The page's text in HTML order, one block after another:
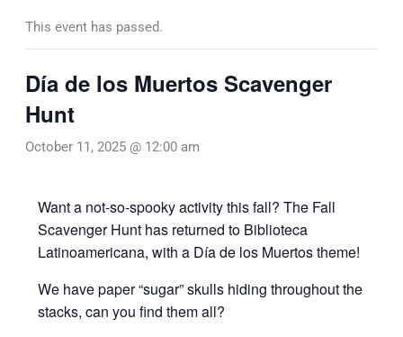
This event has passed.
Día de los Muertos Scavenger
Hunt
October 11, 2025 @ 12:00 am
Want a not-so-spooky activity this fall? The Fall
Scavenger Hunt has returned to Biblioteca
Latinoamericana, with a Día de los Muertos theme!
We have paper “sugar” skulls hiding throughout the
stacks, can you find them all?